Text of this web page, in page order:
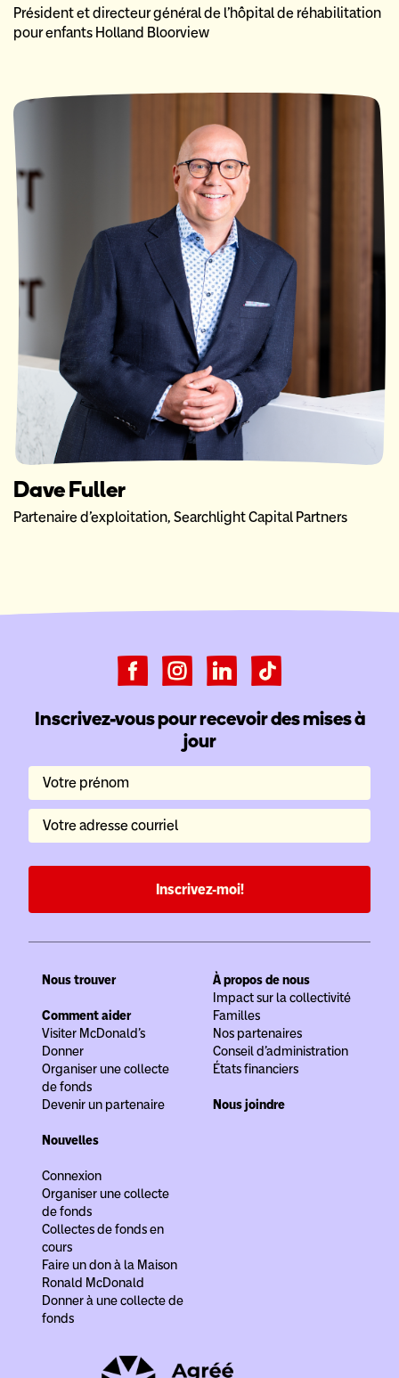
Président et directeur général de l’hôpital de réhabilitation
pour enfants Holland Bloorview
Dave Fuller
Partenaire d’exploitation, Searchlight Capital Partners
Inscrivez-vous pour recevoir des mises à
jour
Votre prénom
Votre adresse courriel
Inscrivez-moi!
Nous trouver
Comment aider
Visiter McDonald’s
Donner
Organiser une collecte
de fonds
Devenir un partenaire
À propos de nous
Impact sur la collectivité
Familles
Nos partenaires
Conseil d’administration
États financiers
Nous joindre
Nouvelles
Connexion
Organiser une collecte
de fonds
Collectes de fonds en
cours
Faire un don à la Maison
Ronald McDonald
Donner à une collecte de
fonds